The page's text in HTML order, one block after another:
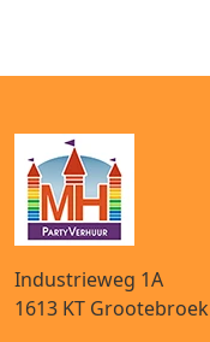
Industrieweg 1A
1613 KT Grootebroek